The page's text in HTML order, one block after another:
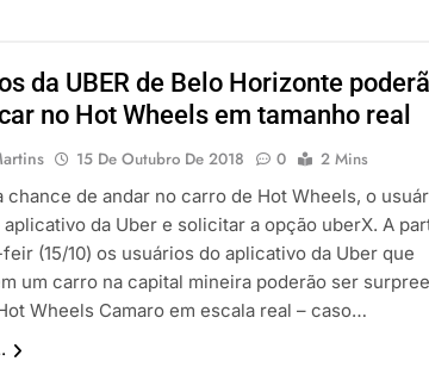
Atomium: História, Ciência e a Melhor Vista de
2026
da UBER de Belo Horizonte
no Hot Wheels em tamanho real
15 De Outubro De 2018 0
2 Mins
chance de andar no carro de Hot Wheels, o
da Uber e solicitar a opção uberX. A
(15/10) os usuários do aplicativo da Uber que
um carro na capital mineira poderão ser
Wheels Camaro em escala real – caso…